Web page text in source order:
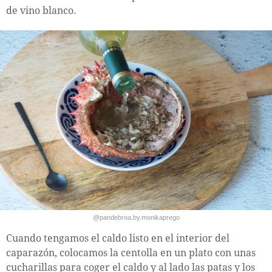
de vino blanco.
@pandebroa.by.monikaprego
Cuando tengamos el caldo listo en el interior del
caparazón, colocamos la centolla en un plato con unas
cucharillas para coger el caldo y al lado las patas y los